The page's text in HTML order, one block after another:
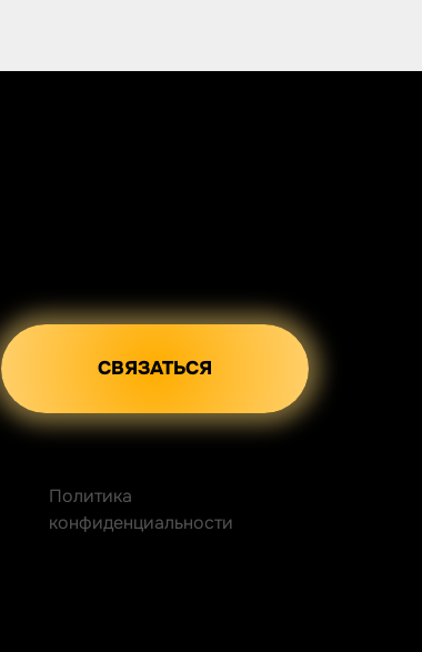
Политика
конфиденциальности
СВЯЗАТЬСЯ